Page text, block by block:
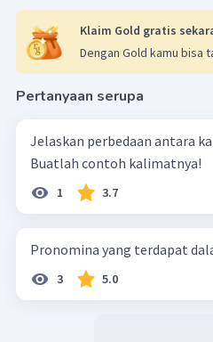
Klaim Gold gratis
Dengan Gold kamu bisa
Pertanyaan serupa
Jelaskan perbedaan antara
Buatlah contoh kalimatnya!
1 3.7
Pronomina yang terdapat
3 5.0